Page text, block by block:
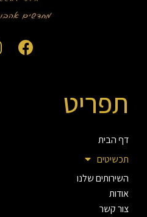
תפריט
דף הבית
תכשיטים
השירותים שלנו
אודות
צור קשר